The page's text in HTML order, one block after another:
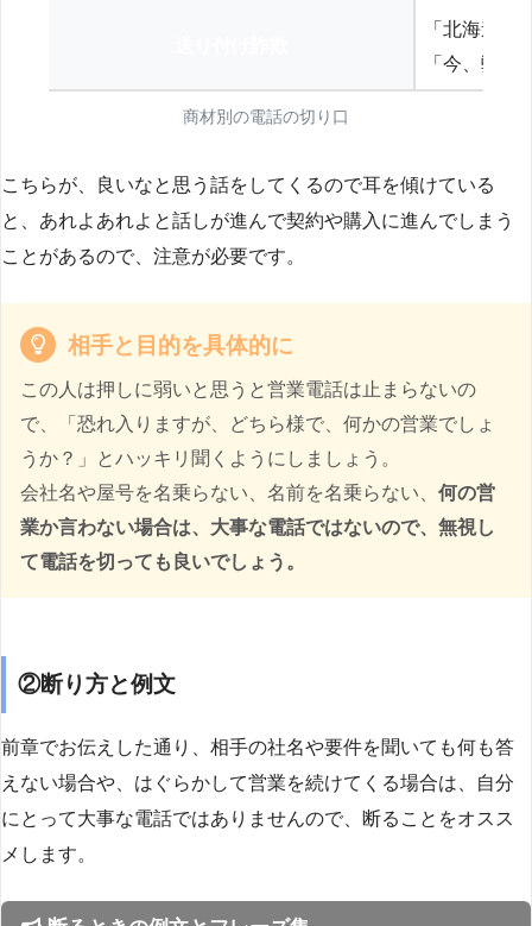
「北海道
「今、弊
商材別の電話の切り口
こちらが、良いなと思う話をしてくるので耳を傾けている
と、あれよあれよと話しが進んで契約や購入に進んでしまう
ことがあるので、注意が必要です。
相手と目的を具体的に
この人は押しに弱いと思うと営業電話は止まらないの
で、「恐れ入りますが、どちら様で、何かの営業でしょ
うか？」とハッキリ聞くようにしましょう。
会社名や屋号を名乗らない、名前を名乗らない、 何の営
業か言わない場合は、大事な電話ではないので、無視し
て電話を切っても良いでしょう。
②断り方と例文
前章でお伝えした通り、相手の社名や要件を聞いても何も答
えない場合や、はぐらかして営業を続けてくる場合は、自分
にとって大事な電話ではありませんので、断ることをオスス
メします。